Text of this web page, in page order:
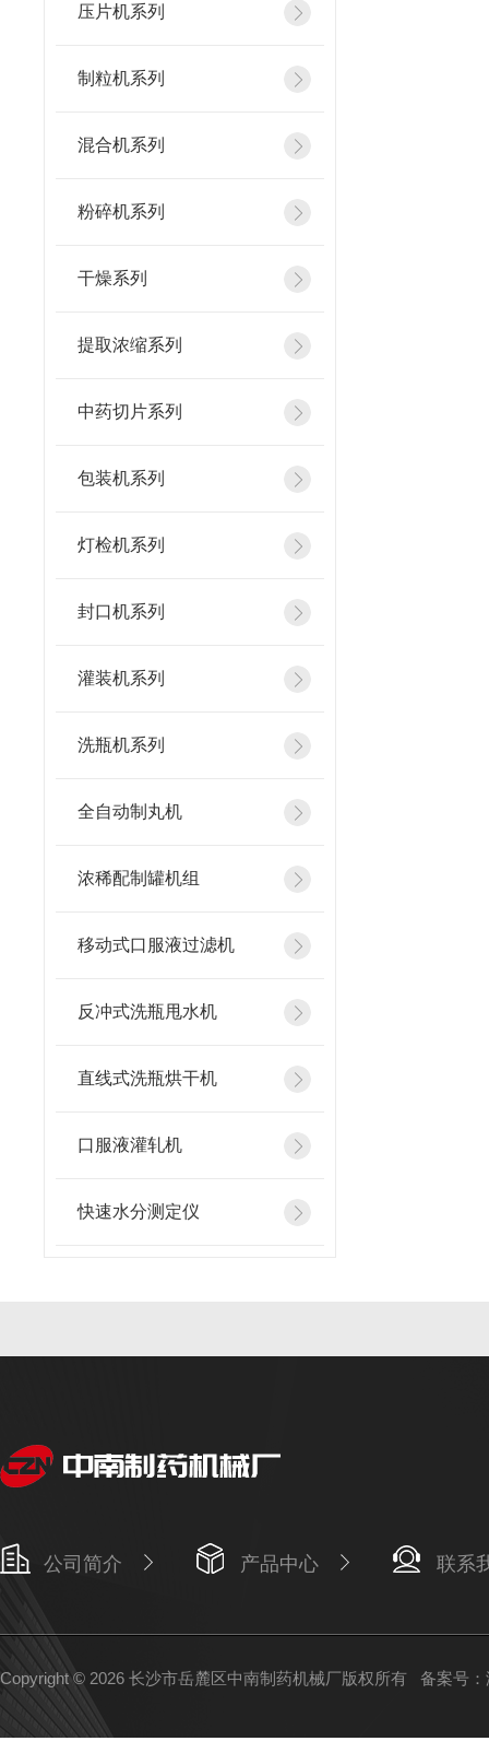
压片机系列
制粒机系列
混合机系列
粉碎机系列
干燥系列
提取浓缩系列
中药切片系列
包装机系列
灯检机系列
封口机系列
灌装机系列
洗瓶机系列
全自动制丸机
浓稀配制罐机组
移动式口服液过滤机
反冲式洗瓶甩水机
直线式洗瓶烘干机
口服液灌轧机
快速水分测定仪
公司简介 产品中心 联系
Copyright © 2026 长沙市岳麓区中南制药机械厂版权所有 备案号